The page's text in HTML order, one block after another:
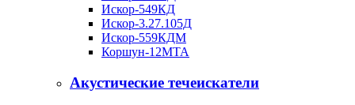
Искор-549КД
Искор-3.27.105Д
Искор-559КДМ
Коршун-12МТА
Акустические течеискатели